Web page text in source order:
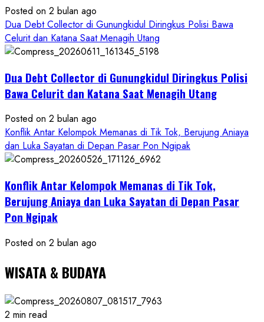
Posted on 2 bulan ago
Dua Debt Collector di Gunungkidul Diringkus Polisi Bawa
Celurit dan Katana Saat Menagih Utang
Dua Debt Collector di Gunungkidul Diringkus Polisi
Bawa Celurit dan Katana Saat Menagih Utang
Posted on 2 bulan ago
Konflik Antar Kelompok Memanas di Tik Tok, Berujung Aniaya
dan Luka Sayatan di Depan Pasar Pon Ngipak
Konflik Antar Kelompok Memanas di Tik Tok,
Berujung Aniaya dan Luka Sayatan di Depan Pasar
Pon Ngipak
Posted on 2 bulan ago
WISATA & BUDAYA
2 min read